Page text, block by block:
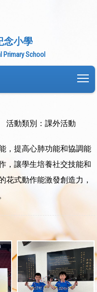
念小學
Primary School
活動類別：課外活動
，提高心肺功能和協調能
，讓學生培養社交技能和
花式動作能激發創造力，